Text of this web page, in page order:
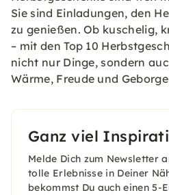
Sie sind Einladungen, den
zu genießen. Ob kuschelig,
– mit den Top 10
nicht nur Dinge, sondern
Wärme, Freude und
Ganz viel
Melde Dich zum Newsletter
tolle Erlebnisse in Deiner
bekommst Du auch einen 5-